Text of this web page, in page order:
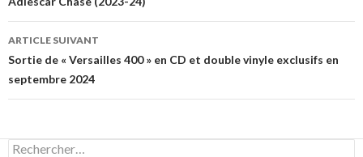
articles
ARTICLE SUIVANT
Sortie de « Versailles 400 » en CD et double vinyle exclusifs en
septembre 2024
Rechercher :